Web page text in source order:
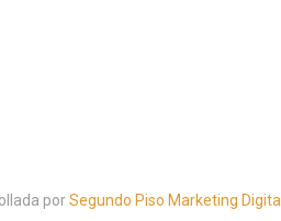
porSegundo Piso Marketing Digital